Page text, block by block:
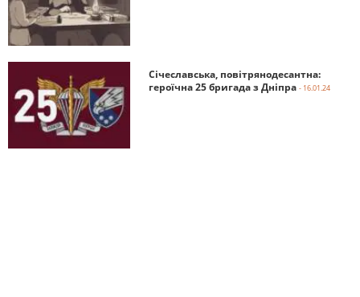
Січеславська, повітрянодесантна:
героїчна 25 бригада з Дніпра - 16.01.24